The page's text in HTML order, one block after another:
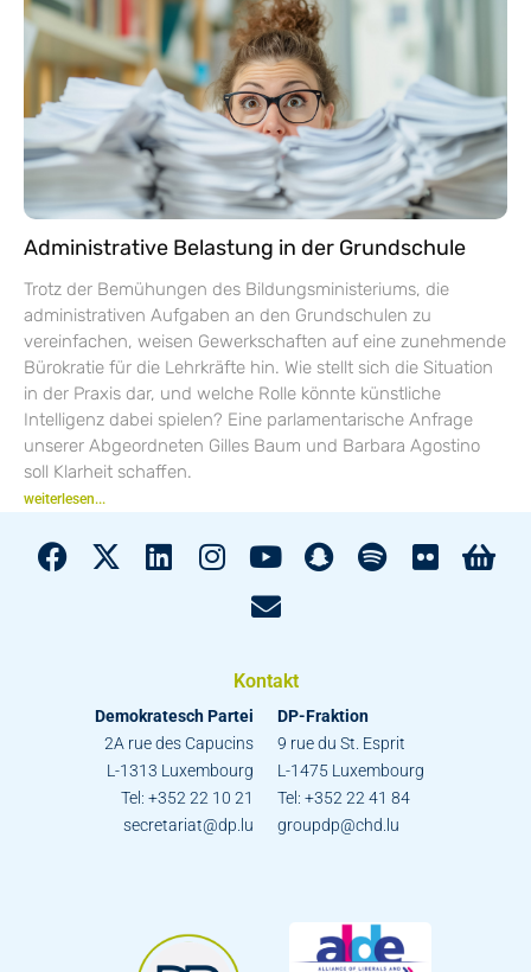
Administrative Belastung in der Grundschule
Trotz der Bemühungen des Bildungsministeriums, die
administrativen Aufgaben an den Grundschulen zu
vereinfachen, weisen Gewerkschaften auf eine zunehmende
Bürokratie für die Lehrkräfte hin. Wie stellt sich die Situation
in der Praxis dar, und welche Rolle könnte künstliche
Intelligenz dabei spielen? Eine parlamentarische Anfrage
unserer Abgeordneten Gilles Baum und Barbara Agostino
soll Klarheit schaffen.
weiterlesen...
Kontakt
Demokratesch Partei
2A rue des Capucins
L-1313 Luxembourg
Tel: +352 22 10 21
secretariat@dp.lu
DP-Fraktion
9 rue du St. Esprit
L-1475 Luxembourg
Tel: +352 22 41 84
groupdp@chd.lu